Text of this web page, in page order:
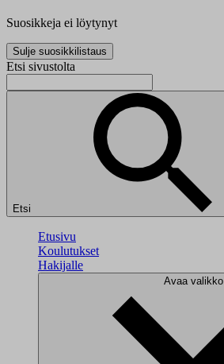
Suosikkeja ei löytynyt
Sulje suosikkilistaus
Etsi sivustolta
Etsi
Etusivu
Koulutukset
Hakijalle
Avaa valikko